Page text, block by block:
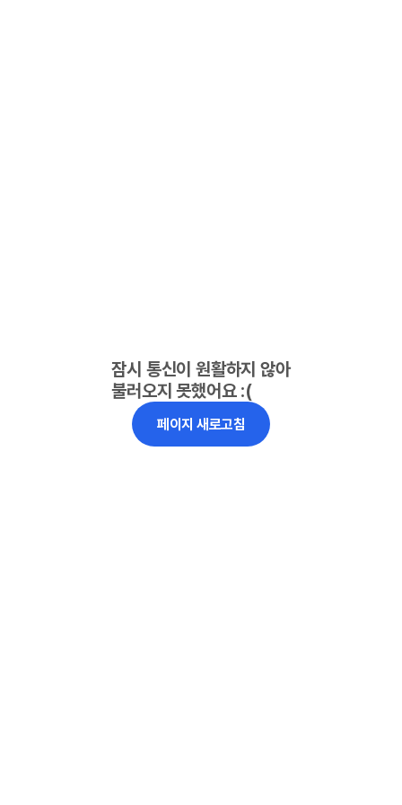
잠시 통신이 원활하지 않아
불러오지 못했어요 :(
페이지 새로고침